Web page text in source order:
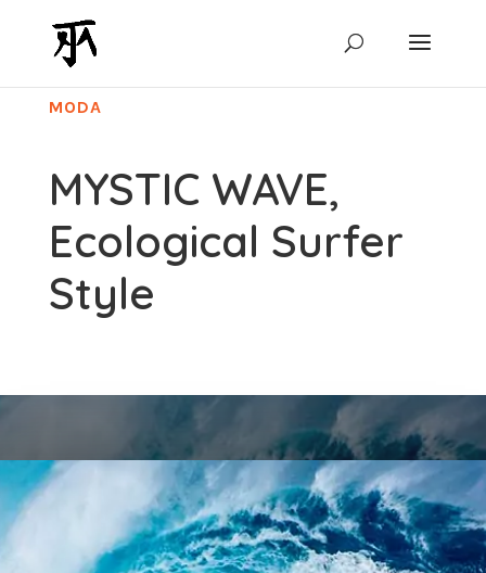
MODA
MYSTIC WAVE,
Ecological Surfer
Style